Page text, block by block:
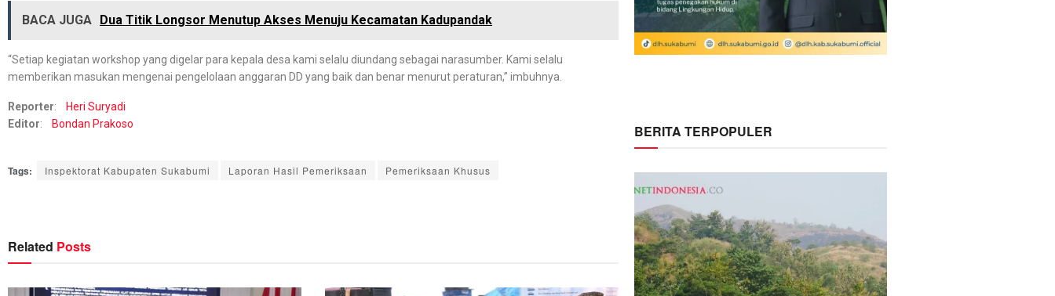
BACA JUGA Dua Titik Longsor Menutup Akses Menuju Kecamatan Kadupandak
“Setiap kegiatan workshop yang digelar para kepala desa kami selalu diundang sebagai narasumber. Kami selalu
memberikan masukan mengenai pengelolaan anggaran DD yang baik dan benar menurut peraturan,” imbuhnya.
Reporter:
Heri Suryadi
Editor: Bondan Prakoso
Tags: Inspektorat Kabupaten Sukabumi Laporan Hasil Pemeriksaan Pemeriksaan Khusus
Related Posts
BERITA TERPOPULER